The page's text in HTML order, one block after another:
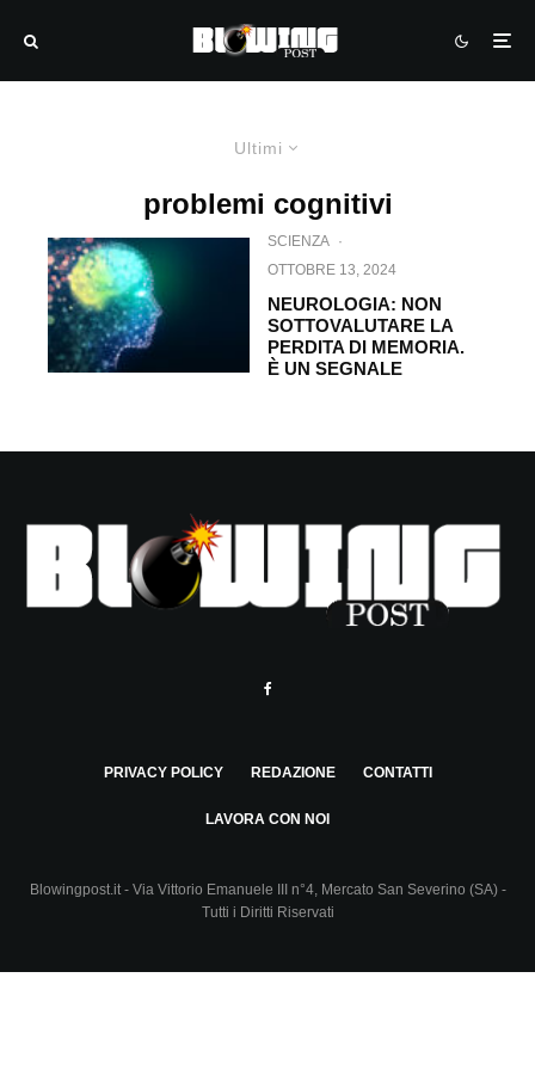
Ultimi
problemi cognitivi
SCIENZA ·
OTTOBRE 13, 2024
NEUROLOGIA: NON
SOTTOVALUTARE LA
PERDITA DI MEMORIA.
È UN SEGNALE
PRIVACY POLICY REDAZIONE CONTATTI
LAVORA CON NOI
Blowingpost.it - Via Vittorio Emanuele III n°4, Mercato San Severino (SA) -
Tutti i Diritti Riservati